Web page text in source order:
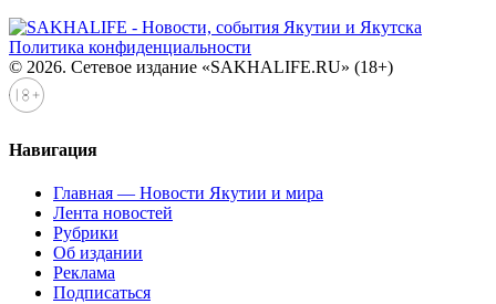
Политика конфиденциальности
© 2026. Сетевое издание «SAKHALIFE.RU» (18+)
Навигация
Главная — Новости Якутии и мира
Лента новостей
Рубрики
Об издании
Реклама
Подписаться